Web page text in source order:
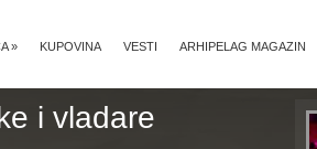
ARHIPELAG MAGAZIN
VESTI
KUPOVINA
»
i vladare